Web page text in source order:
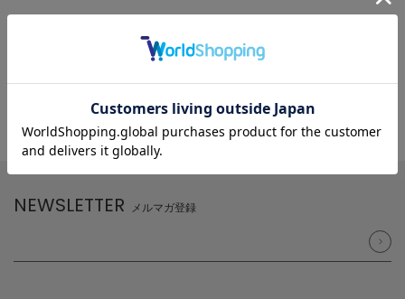
NEWSLETTER メルマガ登録